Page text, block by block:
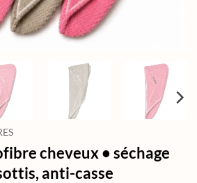
cheveux • séchage
anti-casse